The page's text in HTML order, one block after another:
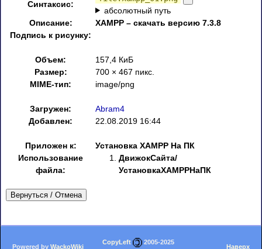
Синтаксис:
абсолютный путь
Описание:
XAMPP – скачать версию 7.3.8
Подпись к рисунку:
Объем:
157,4 КиБ
Размер:
700 × 467 пикс.
MIME-тип:
image/png
Загружен:
Abram4
Добавлен:
22.08.2019 16:44
Приложен к:
Установка XAMPP На ПК
Использование
файла:
ДвижокСайта/
УстановкаXAMPPНаПК
Вернуться / Отмена
Powered by WackoWiki
CopyLeft
2005-2025
Наверх